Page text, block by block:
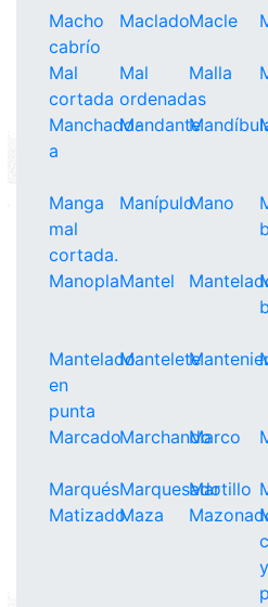
Macho
cabrío
MacladoMacle
Mal
cortada
Mal
ordenadas
Malla
Manchado-
a
Mandante
Manga
mal
cortada.
ManípuloMano
ManoplaMantel
Mantelado
en
punta
Mantelete
MarcadoMarchandoMarco
MarquésMarquesadoMartillo
MatizadoMaza
y